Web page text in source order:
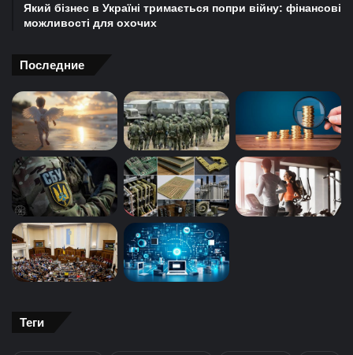
Який бізнес в Україні тримається попри війну: фінансові
можливості для охочих
Последние
Теги